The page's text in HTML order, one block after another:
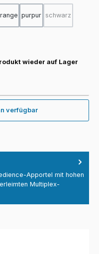
verfügbar.)
zurzeit nicht verfügbar.)
purpur schwarz
(Diese Option
wieder auf Lager
verfügbar
Apportel mit hohen
Multiplex-